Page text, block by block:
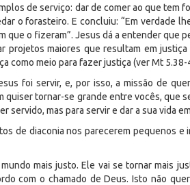
de serviço: dar de comer ao que tem
o forasteiro. E concluiu: “Em verdade
que o fizeram”. Jesus dá a entender que
projetos maiores que resultam em
como meio para fazer justiça (ver Mt 5.38-
foi servir, e, por isso, a missão de
quiser tornar-se grande entre vocês, que
servido, mas para servir e dar a sua vida
de diaconia nos parecerem pequenos
mais justo. Ele vai se tornar mais
com o chamado de Deus. Isto não